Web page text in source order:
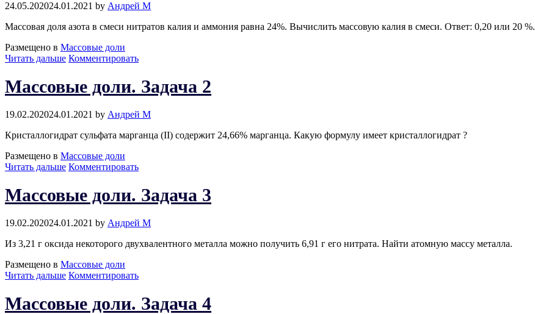
24.05.202024.01.2021 by Андрей М
Массовая доля азота в смеси нитратов калия и аммония равна 24%. Вычислить массовую калия в смеси. Ответ: 0,20 или 20 %.
Размещено в Массовые доли
Читать дальшеМассовые
1
Комментировать
Массовые доли. Задача 2
19.02.202024.01.2021 by Андрей М
Кристаллогидрат сульфата марганца (II) содержит 24,66% марганца. Какую формулу имеет кристаллогидрат ?
Размещено в Массовые доли
Читать дальшеМассовые
2
Комментировать
Массовые доли. Задача 3
19.02.202024.01.2021 by Андрей М
Из 3,21 г оксида некоторого двухвалентного металла можно получить 6,91 г его нитрата. Найти атомную массу металла.
Размещено в Массовые доли
Читать дальшеМассовые
3
Комментировать
Массовые доли. Задача 4